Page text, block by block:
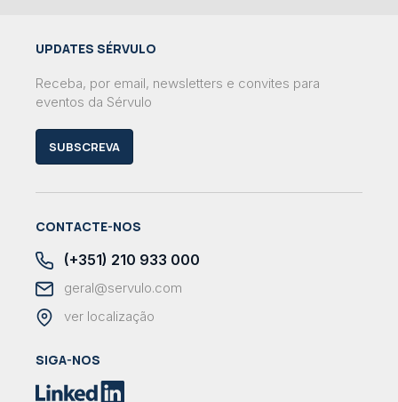
UPDATES SÉRVULO
Receba, por email, newsletters e convites para
eventos da Sérvulo
SUBSCREVA
CONTACTE-NOS
(+351) 210 933 000
geral@servulo.com
ver localização
SIGA-NOS